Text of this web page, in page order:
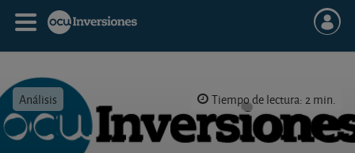
Análisis Tiempo de lectura: 2 min.